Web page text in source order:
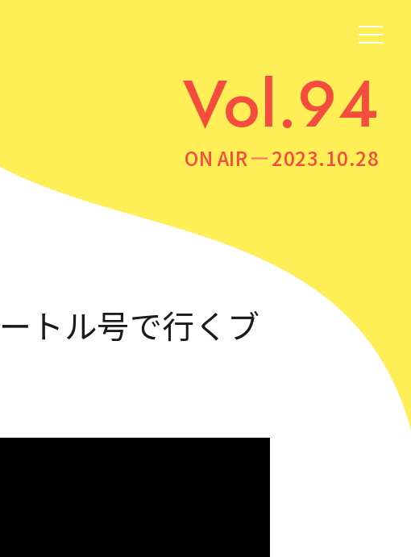
Vol.94
ON AIR2023.10.28
トル号で行くブ